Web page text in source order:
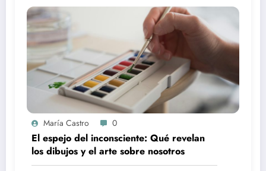
María Castro 0
El espejo del inconsciente: Qué revelan
los dibujos y el arte sobre nosotros